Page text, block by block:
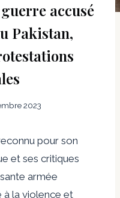
accusé
Pakistan,
2023
pour son
et ses critiques
armée
à la violence et